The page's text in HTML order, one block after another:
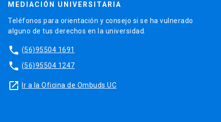
MEDIACIÓN UNIVERSITARIA
Teléfonos para orientación y consejo si se ha vulnerado
alguno de tus derechos en la universidad.
phone (56)95504 1691
phone (56)95504 1247
launch Ir a la Oficina de Ombuds UC